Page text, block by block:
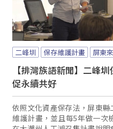
二峰圳 保存維護計畫 屏東
【排灣族語新聞】二峰
促永續共好
依照文化資產保存法，屏東
維護計畫，並且每5年做一次